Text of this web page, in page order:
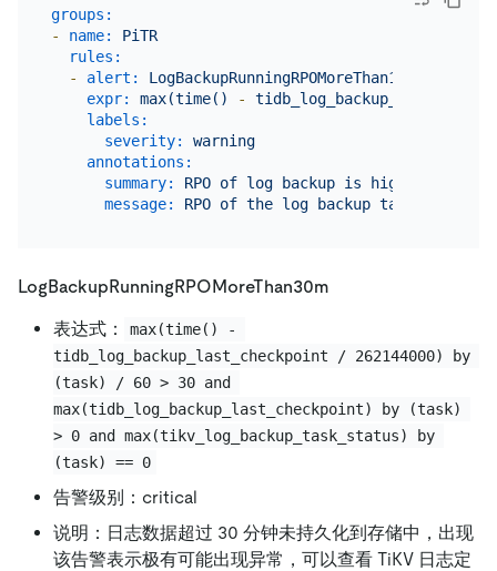
groups:
-
name:
PiTR
rules:
-
alert:
LogBackupRunningRPOMoreThan10m
expr:
max(time() -
labels:
severity:
warning
annotations:
summary:
RPO of log backup is
high
message:
RPO of the log backup task
LogBackupRunningRPOMoreThan30m
表达式：
max(time() -
tidb_log_backup_last_checkpoint / 262144000) by
(task) / 60 > 30 and
max(tidb_log_backup_last_checkpoint) by (task)
> 0 and max(tikv_log_backup_task_status) by
(task) == 0
告警级别：critical
说明：日志数据超过 30 分钟未持久化到存储中，出现
该告警表示极有可能出现异常，可以查看 TiKV 日志定